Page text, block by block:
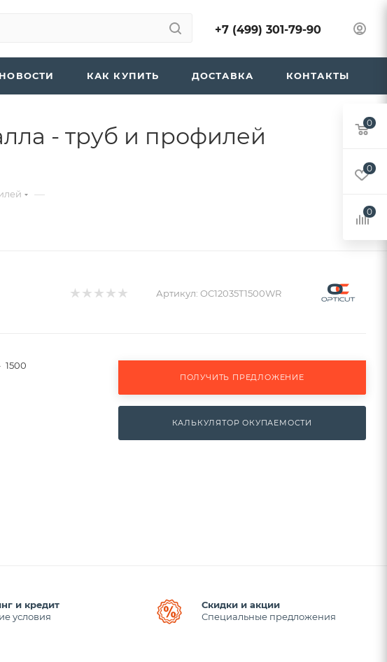
+7 (499) 301-79-90
НОВОСТИ КАК КУПИТЬ ДОСТАВКА КОНТАКТЫ
- труб и профилей
—
Артикул: OC12035T1500WR
1500
ПОЛУЧИТЬ ПРЕДЛОЖЕНИЕ
КАЛЬКУЛЯТОР ОКУПАЕМОСТИ
и кредит
условия
Скидки и акции
Специальные предложения
0
0
0